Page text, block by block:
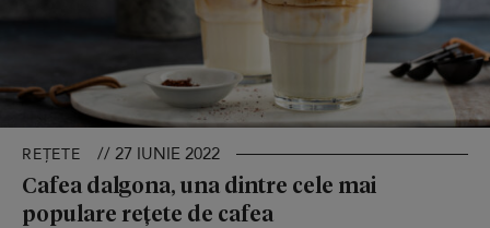
REȚETE // 27 IUNIE 2022
Cafea dalgona, una dintre cele mai
populare rețete de cafea